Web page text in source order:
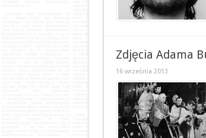
Zdjęcia Adama
16 września 2013